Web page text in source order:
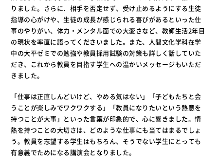
りました。さらに、相手を否定せず、受け止めるようにする生徒
指導の心がけや、生徒の成長が感じられる喜びがあるといった仕
事のやりがい、体力・メンタル面での大変さなど、教師生活2年目
の現状を率直に語ってくださいました。また、人間文化学科在学
中の大平ゼミでの勉強や教員採用試験の対策も詳しく話していた
だき、これから教員を目指す学生への温かいメッセージもいただ
きました。
「仕事は正直しんどいけど、やめる気はない」「子どもたちと会
うことが楽しみでワクワクする」「教員になりたいという熱意を
持つことが大事」といった言葉が印象的で、心に響きました。情
熱を持つことの大切さは、どのような仕事にも当てはまるでしょ
う。教員を志望する学生はもちろん、そうでない学生にとっても
有意義でためになる講演会となりました。